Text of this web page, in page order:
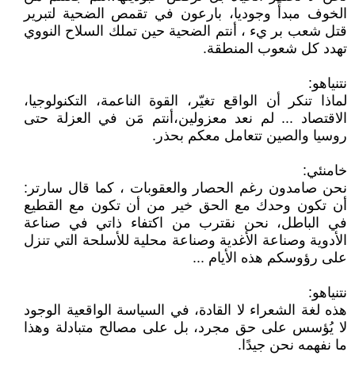
الخوف مبدأً وجوديا، بارعون في تقمص الضحية لتبرير
قتل شعب بر يء ، أنتم الضحية حين تملك السلاح النووي
تهدد كل شعوب المنطقة.
نتنياهو:
لماذا تنكر أن الواقع تغيّر، القوة الناعمة، التكنولوجيا،
الاقتصاد ... لم نعد معزولين،أنتم مَن في العزلة حتى
روسيا والصين تتعامل معكم بحذر.
خامنئي:
نحن صامدون رغم الحصار والعقوبات ، كما قال سارتر:
أن تكون وحدك مع الحق خير من أن تكون مع القطيع
في الباطل، نحن نقترب من اكتفاء ذاتي في صناعة
الأدوية وصناعة الأغدية وصناعة محلية للأسلحة التي تنزل
على رؤوسكم هذه الأيام ...
نتنياهو:
هذه لغة الشعراء لا القادة، في السياسة الواقعية الوجود
لا يُؤسس على حق مجرد، بل على مصالح متبادلة وهذا
ما نفهمه نحن جيدًا.